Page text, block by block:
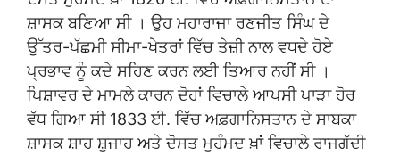
ਸ਼ਾਸਕ ਬਣਿਆ ਸੀ । ਉਹ ਮਹਾਰਾਜਾ ਰਣਜੀਤ ਸਿੰਘ ਦੇ
ਉੱਤਰ-ਪੱਛਮੀ ਸੀਮਾ-ਖੇਤਰਾਂ ਵਿੱਚ ਤੇਜ਼ੀ ਨਾਲ ਵਧਦੇ ਹੋਏ
ਪ੍ਰਭਾਵ ਨੂੰ ਕਦੇ ਸਹਿਣ ਕਰਨ ਲਈ ਤਿਆਰ ਨਹੀਂ ਸੀ ।
ਪਿਸ਼ਾਵਰ ਦੇ ਮਾਮਲੇ ਕਾਰਨ ਦੋਹਾਂ ਵਿਚਾਲੇ ਆਪਸੀ ਪਾੜਾ ਹੋਰ
ਵੱਧ ਗਿਆ ਸੀ 1833 ਈ. ਵਿੱਚ ਅਫ਼ਗਾਨਿਸਤਾਨ ਦੇ ਸਾਬਕਾ
ਸ਼ਾਸਕ ਸ਼ਾਹ ਸ਼ੁਜਾਹ ਅਤੇ ਦੋਸਤ ਮੁਹੰਮਦ ਖ਼ਾਂ ਵਿਚਾਲੇ ਰਾਜਗੱਦੀ